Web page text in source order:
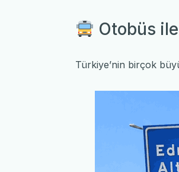
Otobüs ile
Türkiye’nin birçok